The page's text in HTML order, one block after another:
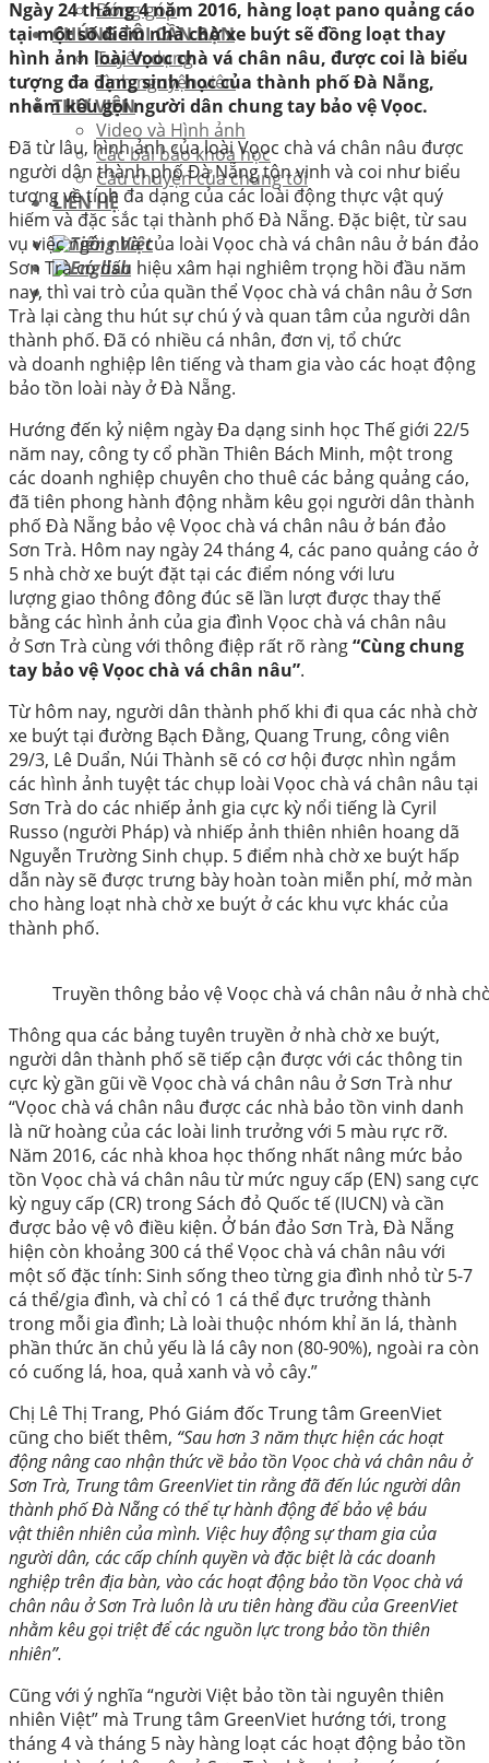
Đóng góp
CHÚNG TÔI CẦN BẠN
Tuyển dụng
Tình nguyện viên
THƯ VIỆN
Video và Hình ảnh
Các bài báo khoa học
Câu chuyện của chúng tôi
LIÊN HỆ
Ngày 24 tháng 4 năm 2016, hàng loạt pano quảng cáo
tại một số điểm nhà chờ xe buýt sẽ đồng loạt thay
hình ảnh loài Vọoc chà vá chân nâu, được coi là biểu
tượng đa dạng sinh học của thành phố Đà Nẵng,
nhằm kêu gọi người dân chung tay bảo vệ Vọoc.
Đã từ lâu, hình ảnh của loài Vọoc chà vá chân nâu được
người dân thành phố Đà Nẵng tôn vinh và coi như biểu
tượng về tính đa dạng của các loài động thực vật quý
hiếm và đặc sắc tại thành phố Đà Nẵng. Đặc biệt, từ sau
vụ việc ngôi nhà của loài Vọoc chà vá chân nâu ở bán đảo
Sơn Trà có dấu hiệu xâm hại nghiêm trọng hồi đầu năm
nay, thì vai trò của quần thể Vọoc chà vá chân nâu ở Sơn
Trà lại càng thu hút sự chú ý và quan tâm của người dân
thành phố. Đã có nhiều cá nhân, đơn vị, tổ chức
và doanh nghiệp lên tiếng và tham gia vào các hoạt động
bảo tồn loài này ở Đà Nẵng.
Hướng đến kỷ niệm ngày Đa dạng sinh học Thế giới 22/5
năm nay, công ty cổ phần Thiên Bách Minh, một trong
các doanh nghiệp chuyên cho thuê các bảng quảng cáo,
đã tiên phong hành động nhằm kêu gọi người dân thành
phố Đà Nẵng bảo vệ Vọoc chà vá chân nâu ở bán đảo
Sơn Trà. Hôm nay ngày 24 tháng 4, các pano quảng cáo ở
5 nhà chờ xe buýt đặt tại các điểm nóng với lưu
lượng giao thông đông đúc sẽ lần lượt được thay thế
bằng các hình ảnh của gia đình Vọoc chà vá chân nâu
ở Sơn Trà cùng với thông điệp rất rõ ràng“Cùng chung
tay bảo vệ Vọoc chà vá chân nâu”.
Từ hôm nay, người dân thành phố khi đi qua các nhà chờ
xe buýt tại đường Bạch Đằng, Quang Trung, công viên
29/3, Lê Duẩn, Núi Thành sẽ có cơ hội được nhìn ngắm
các hình ảnh tuyệt tác chụp loài Vọoc chà vá chân nâu tại
Sơn Trà do các nhiếp ảnh gia cực kỳ nổi tiếng là Cyril
Russo (người Pháp) và nhiếp ảnh thiên nhiên hoang dã
Nguyễn Trường Sinh chụp. 5 điểm nhà chờ xe buýt hấp
dẫn này sẽ được trưng bày hoàn toàn miễn phí, mở màn
cho hàng loạt nhà chờ xe buýt ở các khu vực khác của
thành phố.
Truyền thông bảo vệ Voọc chà vá chân nâu ở nhà
Thông qua các bảng tuyên truyền ở nhà chờ xe buýt,
người dân thành phố sẽ tiếp cận được với các thông tin
cực kỳ gần gũi về Vọoc chà vá chân nâu ở Sơn Trà như
“Vọoc chà vá chân nâu được các nhà bảo tồn vinh danh
là nữ hoàng của các loài linh trưởng với 5 màu rực rỡ.
Năm 2016, các nhà khoa học thống nhất nâng mức bảo
tồn Vọoc chà vá chân nâu từ mức nguy cấp (EN) sang cực
kỳ nguy cấp (CR) trong Sách đỏ Quốc tế (IUCN) và cần
được bảo vệ vô điều kiện. Ở bán đảo Sơn Trà, Đà Nẵng
hiện còn khoảng 300 cá thể Vọoc chà vá chân nâu với
một số đặc tính: Sinh sống theo từng gia đình nhỏ từ 5-7
cá thể/gia đình, và chỉ có 1 cá thể đực trưởng thành
trong mỗi gia đình; Là loài thuộc nhóm khỉ ăn lá, thành
phần thức ăn chủ yếu là lá cây non (80-90%), ngoài ra còn
có cuống lá, hoa, quả xanh và vỏ cây.”
Chị Lê Thị Trang, Phó Giám đốc Trung tâm GreenViet
cũng cho biết thêm, “Sau hơn 3 năm thực hiện các hoạt
động nâng cao nhận thức về bảo tồn Vọoc chà vá chân nâu ở
Sơn Trà, Trung tâm GreenViet tin rằng đã đến lúc người dân
thành phố Đà Nẵng có thể tự hành động để bảo vệ báu
vật thiên nhiên của mình. Việc huy động sự tham gia của
người dân, các cấp chính quyền và đặc biệt là các doanh
nghiệp trên địa bàn, vào các hoạt động bảo tồn Vọoc chà vá
chân nâu ở Sơn Trà luôn là ưu tiên hàng đầu của GreenViet
nhằm kêu gọi triệt để các nguồn lực trong bảo tồn thiên
nhiên”.
Cũng với ý nghĩa “người Việt bảo tồn tài nguyên thiên
nhiên Việt” mà Trung tâm GreenViet hướng tới, trong
tháng 4 và tháng 5 này hàng loạt các hoạt động bảo tồn